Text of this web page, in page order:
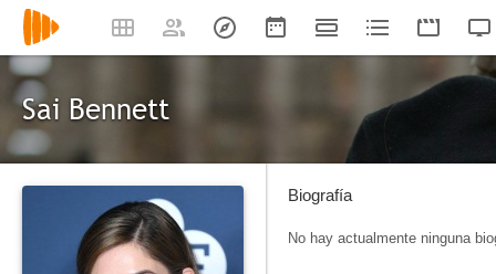
Sai Bennett
Biografía
No hay actualmente ninguna